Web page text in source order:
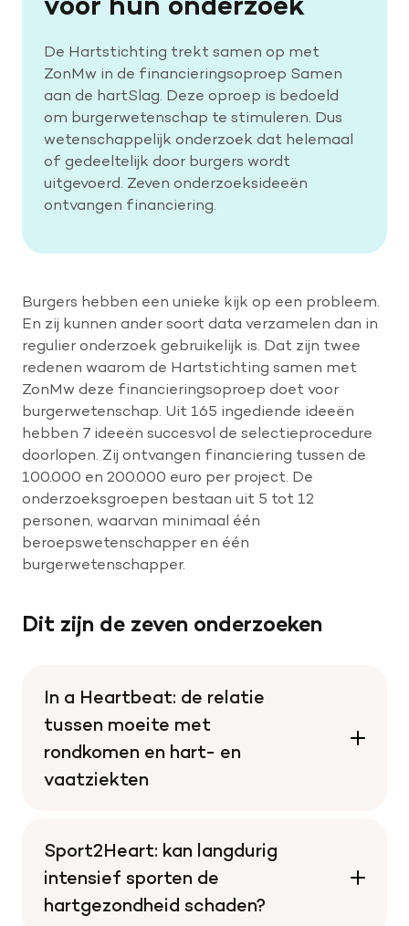
De Hartstichting trekt samen op met
ZonMw in de financieringsoproep Samen
aan de hartSlag. Deze oproep is bedoeld
om burgerwetenschap te stimuleren. Dus
wetenschappelijk onderzoek dat helemaal
of gedeeltelijk door burgers wordt
uitgevoerd. Zeven onderzoeksideeën
ontvangen financiering.
Burgers hebben een unieke kijk op een probleem.
En zij kunnen ander soort data verzamelen dan in
regulier onderzoek gebruikelijk is. Dat zijn twee
redenen waarom de Hartstichting samen met
ZonMw deze financieringsoproep doet voor
burgerwetenschap. Uit 165 ingediende ideeën
hebben 7 ideeën succesvol de selectieprocedure
doorlopen. Zij ontvangen financiering tussen de
100.000 en 200.000 euro per project. De
onderzoeksgroepen bestaan uit 5 tot 12
personen, waarvan minimaal één
beroepswetenschapper en één
burgerwetenschapper.
Dit zijn de zeven onderzoeken
In a Heartbeat: de relatie
tussen moeite met
rondkomen en hart- en
vaatziekten
Sport2Heart: kan langdurig
intensief sporten de
hartgezondheid schaden?